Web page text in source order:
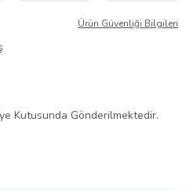
Ürün Güvenliği Bilgileri
Kutusunda Gönderilmektedir.